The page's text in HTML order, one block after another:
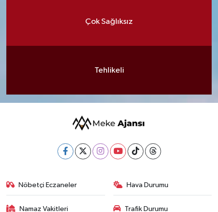
Çok Sağlıksız
Tehlikeli
Nöbetçi Eczaneler Hava Durumu
Namaz Vakitleri Trafik Durumu